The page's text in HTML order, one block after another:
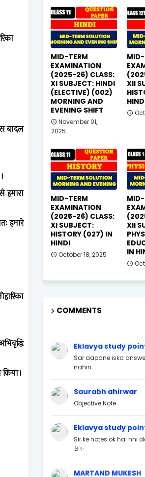
बादल
हमारा
हमारे
MID-TERM
EXAMINATION
(2025-26) CLASS:
XI SUBJECT: HINDI
(ELECTIVE) (002)
MORNING AND
EVENING SHIFT
November 01,
2025
MID-
XII
MID-TERM
EXAMINATION
(2025-26) CLASS:
XI SUBJECT:
HISTORY (027) IN
HINDI
October 18, 2025
MID-
XII
IN
COMMENTS
Eklavya study
Sar aapane iska
nahin
Saurabh ahirwar
Objective Note
Eklavya study
Sir ke notes ok hai nhi
🤘✨
MARTAND MUKESH